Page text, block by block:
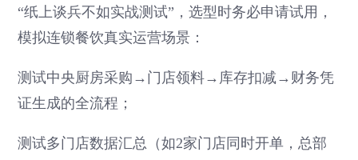
“纸上谈兵不如实战测试”，选型时务必申请试用，
模拟连锁餐饮真实运营场景：
测试中央厨房采购→门店领料→库存扣减→财务凭
证生成的全流程；
测试多门店数据汇总（如2家门店同时开单，总部